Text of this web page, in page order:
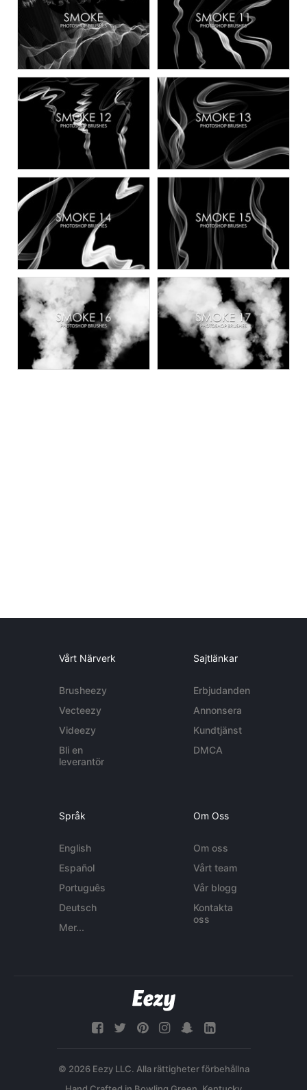
Vårt Närverk
Brusheezy
Vecteezy
Videezy
Bli en
leverantör
Sajtlänkar
Erbjudanden
Annonsera
Kundtjänst
DMCA
Språk
English
Español
Português
Deutsch
Mer...
Om Oss
Om oss
Vårt team
Vår blogg
Kontakta
oss
© 2026 Eezy LLC. Alla rättigheter förbehållna